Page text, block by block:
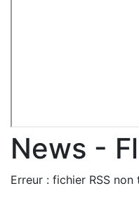
News -
Erreur : fichier RSS non